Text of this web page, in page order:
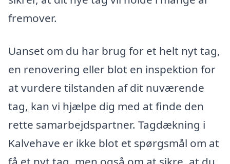
fremover.
Uanset om du har brug for et helt nyt tag,
en renovering eller blot en inspektion for
at vurdere tilstanden af dit nuværende
tag, kan vi hjælpe dig med at finde den
rette samarbejdspartner. Tagdækning i
Kalvehave er ikke blot et spørgsmål om at